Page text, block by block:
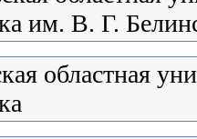
им. В. Г.
областная